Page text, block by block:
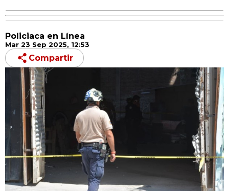
Policiaca en Línea
Mar 23 Sep 2025, 12:53
Compartir